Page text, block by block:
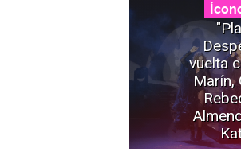
vuelta
Marín,